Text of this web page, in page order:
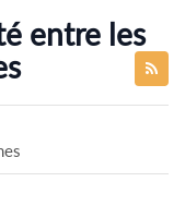
entre les